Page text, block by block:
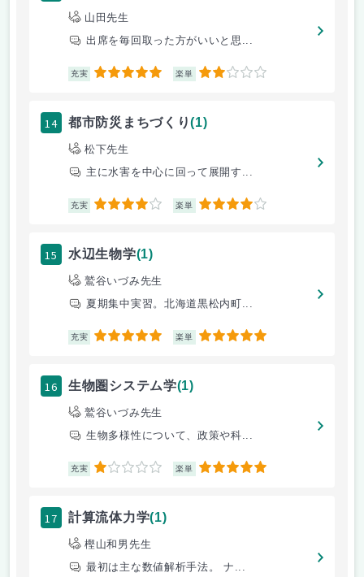
山田先生
出席を毎回取った方がいいと思...
充実 5 楽単 2
14 都市防災まちづくり(1)
松下先生
主に水害を中心に回って展開す...
充実 4 楽単 4
15 水辺生物学(1)
鷲谷いづみ先生
夏期集中実習。北海道黒松内町...
充実 5 楽単 5
16 生物圏システム学(1)
鷲谷いづみ先生
生物多様性について、政策や科...
充実 1 楽単 5
17 計算流体力学(1)
樫山和男先生
最初は主な数値解析手法。 ナ...